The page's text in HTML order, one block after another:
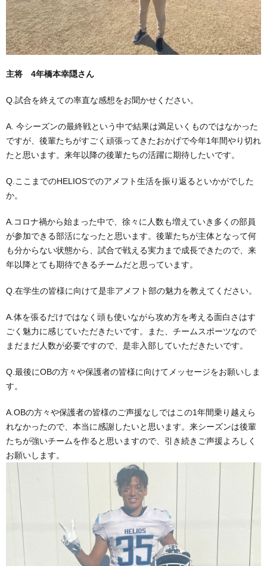
主将 4年橋本幸隠さん
Q.試合を終えての率直な感想をお聞かせください。
A. 今シーズンの最終戦という中で結果は満足いくものではなかった
ですが、後輩たちがすごく頑張ってきたおかげで今年1年間やり切れ
たと思います。来年以降の後輩たちの活躍に期待したいです。
Q.ここまでのHELIOSでのアメフト生活を振り返るといかがでした
か。
A.コロナ禍から始まった中で、徐々に人数も増えていき多くの部員
が参加できる部活になったと思います。後輩たちが主体となって何
も分からない状態から、試合で戦える実力まで成長できたので、来
年以降とても期待できるチームだと思っています。
Q.在学生の皆様に向けて是非アメフト部の魅力を教えてください。
A.体を張るだけではなく頭も使いながら攻め方を考える面白さはす
ごく魅力に感じていただきたいです。また、チームスポーツなので
まだまだ人数が必要ですので、是非入部していただきたいです。
Q.最後にOBの方々や保護者の皆様に向けてメッセージをお願いしま
す。
A.OBの方々や保護者の皆様のご声援なしではこの1年間乗り越えら
れなかったので、本当に感謝したいと思います。来シーズンは後輩
たちが強いチームを作ると思いますので、引き続きご声援よろしく
お願いします。